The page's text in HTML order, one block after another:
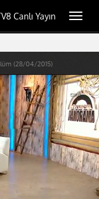
Canlı Yayın
(28/04/2015)